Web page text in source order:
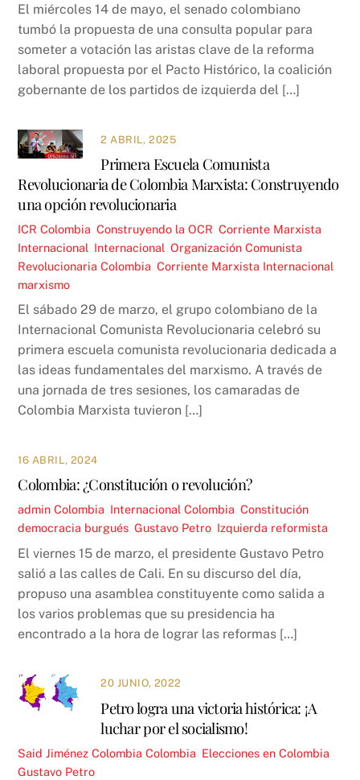
El miércoles 14 de mayo, el senado colombiano
tumbó la propuesta de una consulta popular para
someter a votación las aristas clave de la reforma
laboral propuesta por el Pacto Histórico, la coalición
gobernante de los partidos de izquierda del […]
2 ABRIL, 2025
Primera Escuela Comunista
Revolucionaria de Colombia Marxista: Construyendo
una opción revolucionaria
ICR Colombia ,Construyendo la OCR ,Corriente Marxista
Internacional Internacional ,Organización Comunista
Revolucionaria Colombia ,Corriente Marxista Internacional
marxismo
El sábado 29 de marzo, el grupo colombiano de la
Internacional Comunista Revolucionaria celebró su
primera escuela comunista revolucionaria dedicada a
las ideas fundamentales del marxismo. A través de
una jornada de tres sesiones, los camaradas de
Colombia Marxista tuvieron […]
16 ABRIL, 2024
Colombia: ¿Constitución o revolución?
admin Colombia Internacional Colombia ,Constitución
democracia burgués ,Gustavo Petro Izquierda reformista
El viernes 15 de marzo, el presidente Gustavo Petro
salió a las calles de Cali. En su discurso del día,
propuso una asamblea constituyente como salida a
los varios problemas que su presidencia ha
encontrado a la hora de lograr las reformas […]
20 JUNIO, 2022
Petro logra una victoria histórica: ¡A
luchar por el socialismo!
Said Jiménez Colombia Colombia Elecciones en Colombia
Gustavo Petro